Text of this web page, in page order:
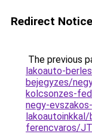
Redirect Notice
The previous
lakoauto-
bejegyzes/
kolcsonzes-
negy-
ferencvaros/